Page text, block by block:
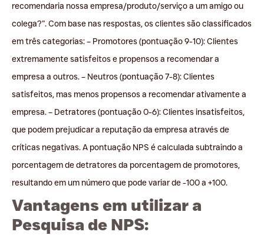
recomendaria nossa empresa/produto/serviço a um amigo ou
colega?”. Com base nas respostas, os clientes são classificados
em três categorias: – Promotores (pontuação 9-10): Clientes
extremamente satisfeitos e propensos a recomendar a
empresa a outros. – Neutros (pontuação 7-8): Clientes
satisfeitos, mas menos propensos a recomendar ativamente a
empresa. – Detratores (pontuação 0-6): Clientes insatisfeitos,
que podem prejudicar a reputação da empresa através de
críticas negativas. A pontuação NPS é calculada subtraindo a
porcentagem de detratores da porcentagem de promotores,
resultando em um número que pode variar de -100 a +100.
Vantagens em utilizar a
Pesquisa de NPS: